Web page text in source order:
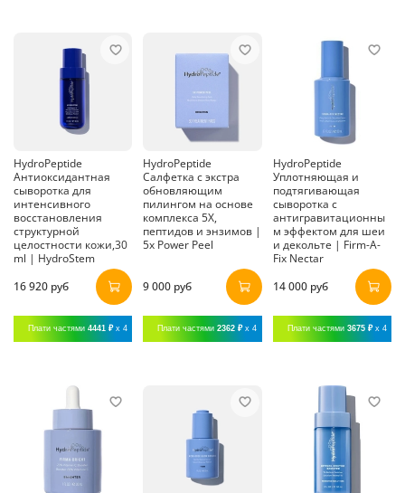
HydroPeptide
Антиоксидантная
сыворотка для
интенсивного
восстановления
структурной
целостности кожи,30
ml | HydroStem
16 920 руб
Плати частями 4441 ₽ x 4
HydroPeptide
Салфетка с экстра
обновляющим
пилингом на основе
комплекса 5Х,
пептидов и энзимов |
5x Power Peel
9 000 руб
Плати частями2362 ₽ x 4
HydroPeptide
Уплотняющая и
подтягивающая
сыворотка с
антигравитационны
м эффектом для шеи
и декольте | Firm-A-
Fix Nectar
14 000 руб
Плати частями 3675 ₽ x 4